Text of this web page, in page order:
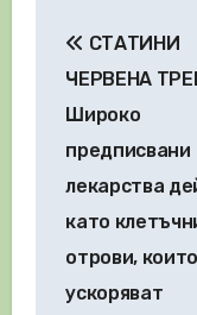
СТАТИНИ
ЧЕРВЕНА
Широко
предписвани
лекарства
като
отрови, които
ускоряват